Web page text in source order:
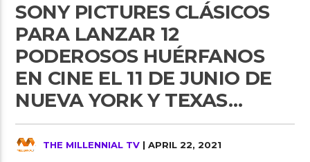
SONY PICTURES CLÁSICOS
PARA LANZAR 12
PODEROSOS HUÉRFANOS
EN CINE EL 11 DE JUNIO DE
NUEVA YORK Y TEXAS…
THE MILLENNIAL TV | APRIL 22, 2021